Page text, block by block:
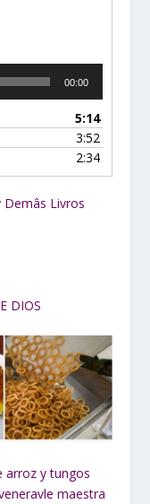
00:00
5:14
3:52
2:34
Demâs Livros
DIOS
arroz y tungos
maestra